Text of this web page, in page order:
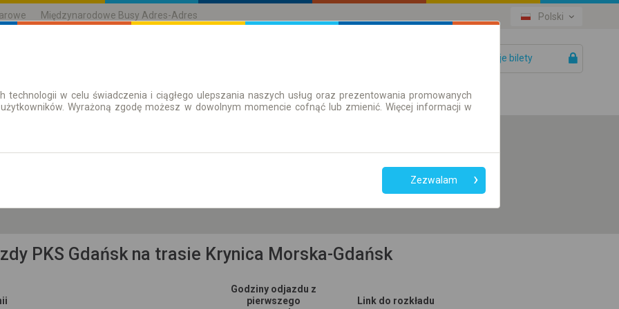
Międzynarodowe Busy Adres-Adres Polski
Twoje bilety
| Bilety Bilety okresowe
przesiadek
Tylko bilet online
PKS Gdańsk na trasie Krynica Morska-Gdańsk
Godziny odjazdu z
pierwszego
Link do rozkładu
technologii w celu świadczenia i ciągłego ulepszania naszych usług oraz prezentowania promowanych
Wyrażoną zgodę możesz w dowolnym momencie cofnąć lub zmienić. Więcej informacji w
Zezwalam